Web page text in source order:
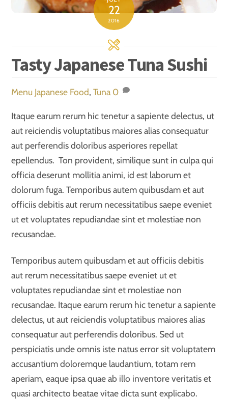
22
2016
Tasty Japanese Tuna Sushi
Menu Japanese Food,Tuna 0
Itaque earum rerum hic tenetur a sapiente delectus, ut
aut reiciendis voluptatibus maiores alias consequatur
aut perferendis doloribus asperiores repellat
epellendus. Ton provident, similique sunt in culpa qui
officia deserunt mollitia animi, id est laborum et
dolorum fuga. Temporibus autem quibusdam et aut
officiis debitis aut rerum necessitatibus saepe eveniet
ut et voluptates repudiandae sint et molestiae non
recusandae.
Temporibus autem quibusdam et aut officiis debitis
aut rerum necessitatibus saepe eveniet ut et
voluptates repudiandae sint et molestiae non
recusandae. Itaque earum rerum hic tenetur a sapiente
delectus, ut aut reiciendis voluptatibus maiores alias
consequatur aut perferendis doloribus. Sed ut
perspiciatis unde omnis iste natus error sit voluptatem
accusantium doloremque laudantium, totam rem
aperiam, eaque ipsa quae ab illo inventore veritatis et
quasi architecto beatae vitae dicta sunt explicabo.